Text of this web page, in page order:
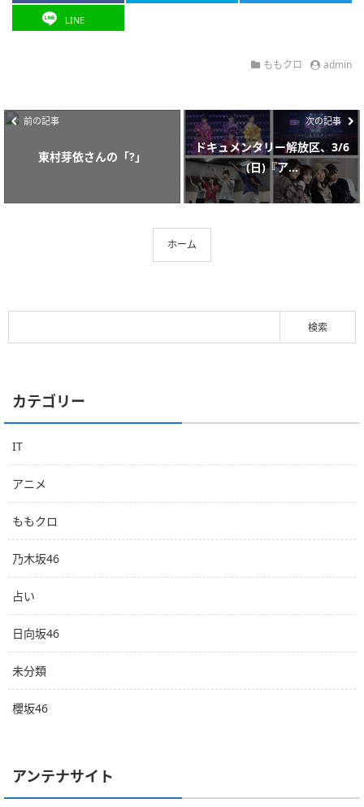
LINE
ももクロ admin
前の記事
東村芽依さんの「?」
次の記事
ドキュメンタリー解放区、3/6
(日)『ア...
ホーム
カテゴリー
IT
アニメ
ももクロ
乃木坂46
占い
日向坂46
未分類
櫻坂46
アンテナサイト